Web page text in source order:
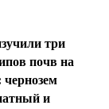
три
почв на
и